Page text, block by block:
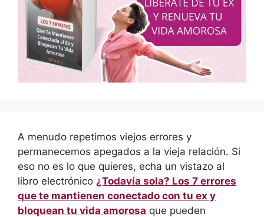
A menudo repetimos viejos errores y
permanecemos apegados a la vieja relación. Si
eso no es lo que quieres, echa un vistazo al
libro electrónico ¿Todavía sola? Los 7 errores
que te mantienen conectado con tu ex y
bloquean tu vida amorosa que pueden